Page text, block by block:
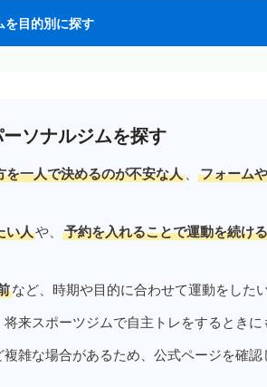
を目的別に探す
ソナルジムを探す
を一人で決めるのが不安な人 、
フォーム
い人や、 予約を入れることで運動を続け
など、時期や目的に合わせて運動をした
来スポーツジムで自主トレをするときに
雑な場合があるため、公式ページを確